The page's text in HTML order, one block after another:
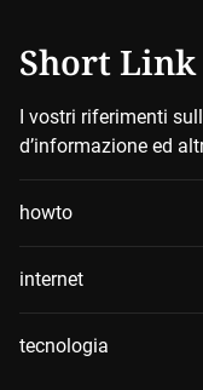
Short Link
I vostri riferimenti
d’informazione ed
howto
internet
tecnologia